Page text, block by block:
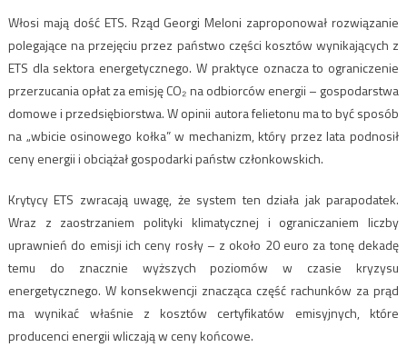
Włosi mają dość ETS. Rząd Georgi Meloni zaproponował rozwiązanie
polegające na przejęciu przez państwo części kosztów wynikających z
ETS dla sektora energetycznego. W praktyce oznacza to ograniczenie
przerzucania opłat za emisję CO₂ na odbiorców energii – gospodarstwa
domowe i przedsiębiorstwa. W opinii autora felietonu ma to być sposób
na „wbicie osinowego kołka” w mechanizm, który przez lata podnosił
ceny energii i obciążał gospodarki państw członkowskich.
Krytycy ETS zwracają uwagę, że system ten działa jak parapodatek.
Wraz z zaostrzaniem polityki klimatycznej i ograniczaniem liczby
uprawnień do emisji ich ceny rosły – z około 20 euro za tonę dekadę
temu do znacznie wyższych poziomów w czasie kryzysu
energetycznego. W konsekwencji znacząca część rachunków za prąd
ma wynikać właśnie z kosztów certyfikatów emisyjnych, które
producenci energii wliczają w ceny końcowe.